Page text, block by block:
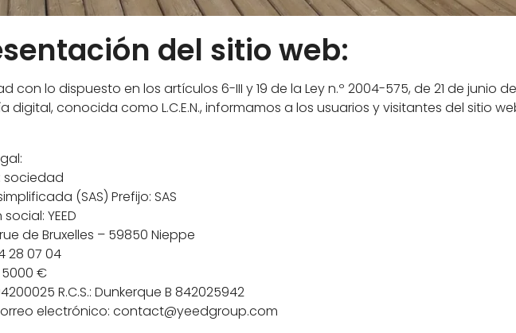
del sitio web:
con lo dispuesto en los artículos 6-III y 19 de la Ley n.º 2004-575, de 21 de junio
digital, conocida como L.C.E.N., informamos a los usuarios y visitantes del sitio
sociedad
(SAS) Prefijo: SAS
YEED
de Bruxelles – 59850 Nieppe
28 07 04
€
R.C.S.: Dunkerque B 842025942
electrónico: contact@yeedgroup.com